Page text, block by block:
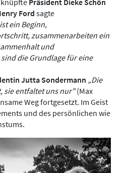
knüpfte Präsident Dieke Schön
Ford sagte
ein Beginn,
zusammenarbeiten ein
und
die Grundlage für eine
Jutta Sondermann „Die
sie entfaltet uns nur"(Max
Weg fortgesetzt. Im Geist
und des persönlichen wie